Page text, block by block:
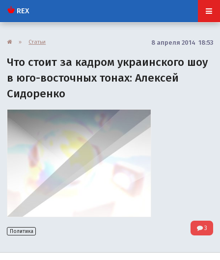
REX
» Статьи 8 апреля 2014 18:53
Что стоит за кадром украинского шоу
в юго-восточных тонах: Алексей
Сидоренко
Политика 3